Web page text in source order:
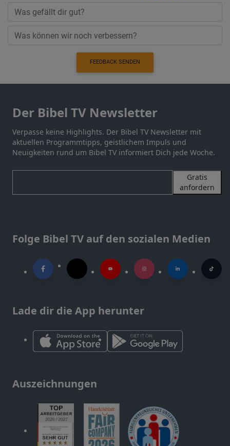
FEEDBACK SENDEN
Der Bibel TV Newsletter
Verpasse keine Highlights. Der Bibel TV Newsletter mit
aktuellen Programmtipps, geistlichem Impuls und
Neuigkeiten rund um Bibel TV informiert Dich jede Woche.
Gratis
anfordern
Folge Bibel TV auf den sozialen Medien
Lade dir die App herunter
Auszeichnungen